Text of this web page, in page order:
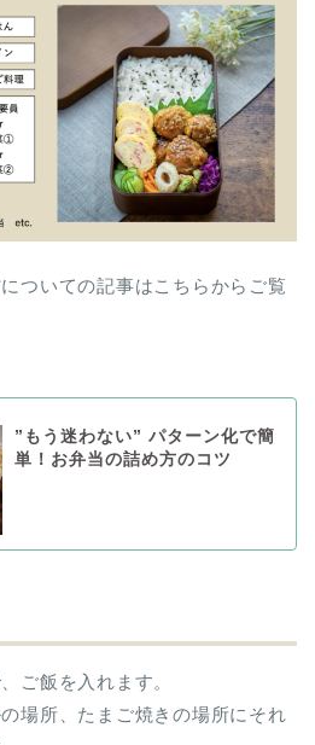
ついての記事はこちらからご覧
”もう迷わない” パターン化で簡
単！お弁当の詰め方のコツ
ご飯を入れます。
場所、たまご焼きの場所にそれ